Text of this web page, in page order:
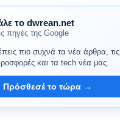
το dwrean.net
πηγές της Google
πιο συχνά τα νέα άρθρα, τις
και τα tech νέα μας.
Πρόσθεσέ το τώρα →